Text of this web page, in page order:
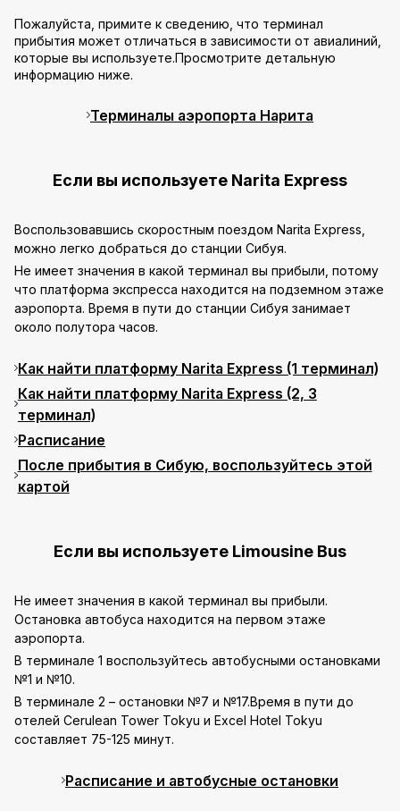
Пожалуйста, примите к сведению, что терминал
прибытия может отличаться в зависимости от авиалиний,
которые вы используете.Просмотрите детальную
информацию ниже.
Терминалы аэропорта Нарита
Если вы используете Narita Express
Воспользовавшись скоростным поездом Narita Express,
можно легко добраться до станции Сибуя.
Не имеет значения в какой терминал вы прибыли, потому
что платформа экспресса находится на подземном этаже
аэропорта. Время в пути до станции Сибуя занимает
около полутора часов.
Как найти платформу Narita Express (1 терминал)
Как найти платформу Narita Express (2, 3
терминал)
Расписание
После прибытия в Сибую, воспользуйтесь этой
картой
Если вы используете Limousine Bus
Не имеет значения в какой терминал вы прибыли.
Остановка автобуса находится на первом этаже
аэропорта.
В терминале 1 воспользуйтесь автобусными остановками
№1 и №10.
В терминале 2 – остановки №7 и №17.Время в пути до
отелей Cerulean Tower Tokyu и Excel Hotel Tokyu
составляет 75-125 минут.
Расписание и автобусные остановки